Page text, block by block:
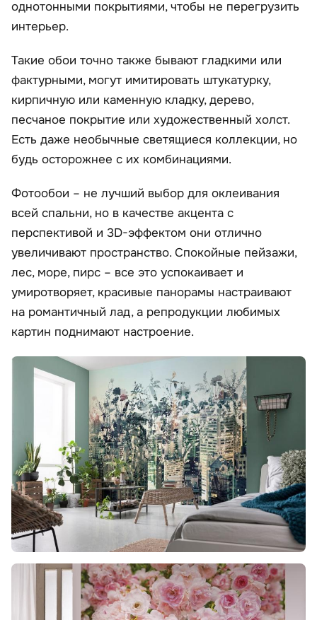
однотонными покрытиями, чтобы не перегрузить
интерьер.
Такие обои точно также бывают гладкими или
фактурными, могут имитировать штукатурку,
кирпичную или каменную кладку, дерево,
песчаное покрытие или художественный холст.
Есть даже необычные светящиеся коллекции, но
будь осторожнее с их комбинациями.
Фотообои – не лучший выбор для оклеивания
всей спальни, но в качестве акцента с
перспективой и 3D-эффектом они отлично
увеличивают пространство. Спокойные пейзажи,
лес, море, пирс – все это успокаивает и
умиротворяет, красивые панорамы настраивают
на романтичный лад, а репродукции любимых
картин поднимают настроение.